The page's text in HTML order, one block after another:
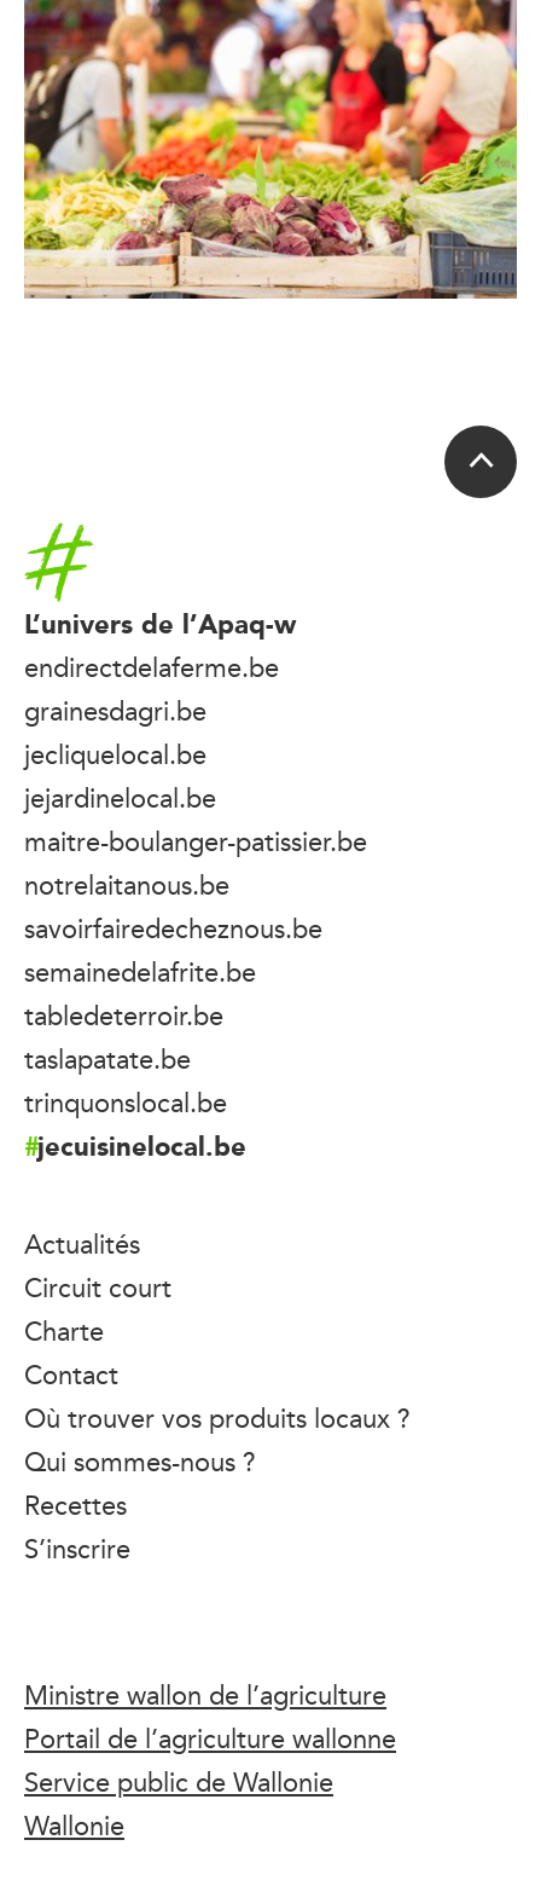
Accueil
L’univers de l’Apaq-w
endirectdelaferme.be
grainesdagri.be
jecliquelocal.be
jejardinelocal.be
maitre-boulanger-patissier.be
notrelaitanous.be
savoirfairedecheznous.be
semainedelafrite.be
tabledeterroir.be
taslapatate.be
trinquonslocal.be
jecuisinelocal.be
Actualités
Circuit court
Charte
Contact
Où trouver vos produits locaux ?
Qui sommes-nous ?
Recettes
S’inscrire
Ministre wallon de l’agriculture
Portail de l’agriculture wallonne
Service public de Wallonie
Wallonie